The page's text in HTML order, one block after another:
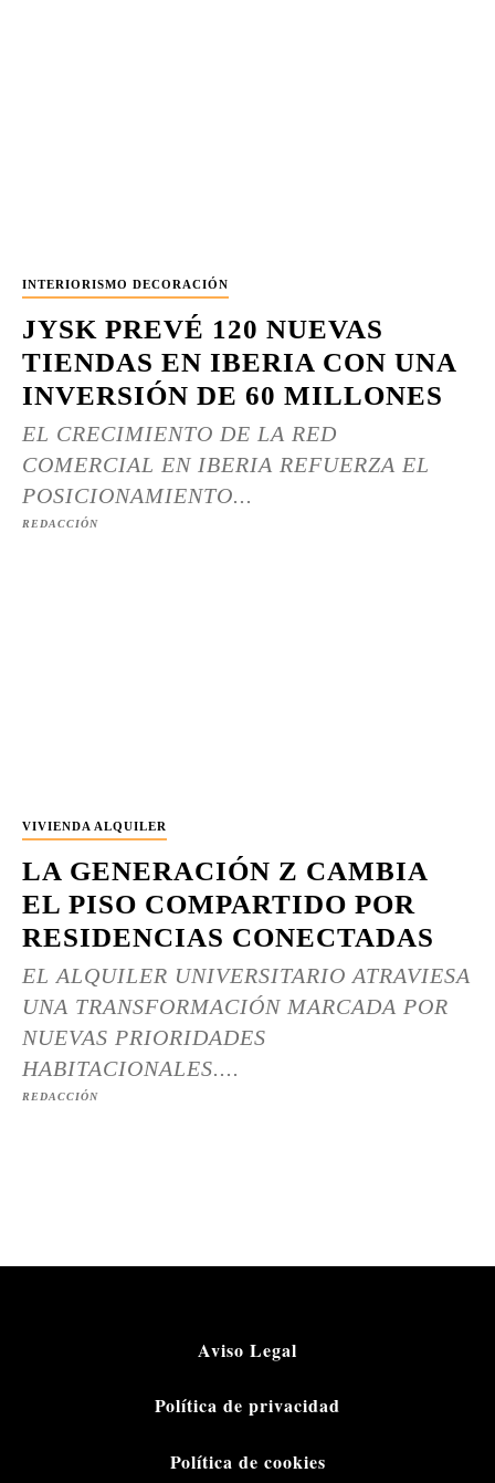
INTERIORISMO DECORACIÓN
JYSK PREVÉ 120 NUEVAS
TIENDAS EN IBERIA CON UNA
INVERSIÓN DE 60 MILLONES
EL CRECIMIENTO DE LA RED
COMERCIAL EN IBERIA REFUERZA EL
POSICIONAMIENTO...
REDACCIÓN
VIVIENDA ALQUILER
LA GENERACIÓN Z CAMBIA
EL PISO COMPARTIDO POR
RESIDENCIAS CONECTADAS
EL ALQUILER UNIVERSITARIO ATRAVIESA
UNA TRANSFORMACIÓN MARCADA POR
NUEVAS PRIORIDADES
HABITACIONALES....
REDACCIÓN
Aviso Legal
Política de privacidad
Política de cookies